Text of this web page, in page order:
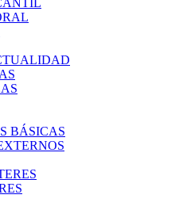
BÁSICAS